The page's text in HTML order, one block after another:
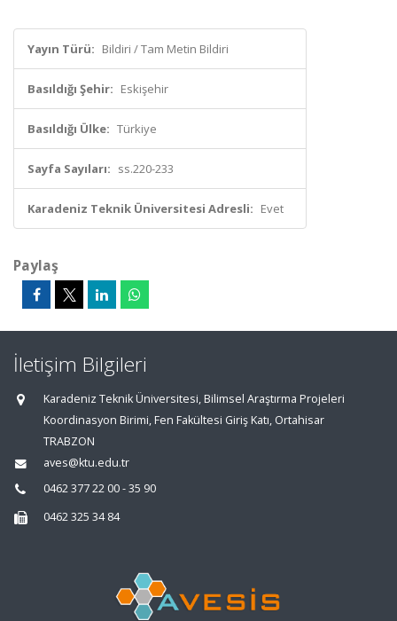
Yayın Türü: Bildiri / Tam Metin Bildiri
Basıldığı Şehir: Eskişehir
Basıldığı Ülke: Türkiye
Sayfa Sayıları: ss.220-233
Karadeniz Teknik Üniversitesi Adresli: Evet
Paylaş
İletişim Bilgileri
Karadeniz Teknik Üniversitesi, Bilimsel Araştırma Projeleri
Koordinasyon Birimi, Fen Fakültesi Giriş Katı, Ortahisar
TRABZON
aves@ktu.edu.tr
0462 377 22 00 - 35 90
0462 325 34 84